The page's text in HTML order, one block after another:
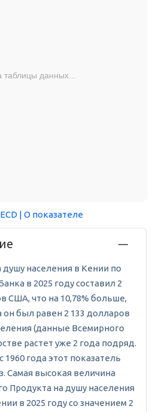
таблицы данных...
| О показателе
населения в Кении по
в 2025 году составил 2
США, что на 10,78% больше,
он был равен 2 133 долларов
(данные Всемирного
растет уже 2 года подряд.
1960 года этот показатель
Самая высокая величина
Продукта на душу населения
в 2025 году со значением 2